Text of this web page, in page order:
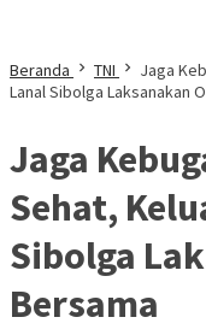
Beranda TNI
Jaga
Lanal Sibolga Laksanakan
Jaga
Sehat,
Sibolga
Bersama